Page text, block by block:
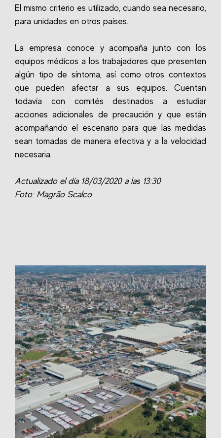
El mismo criterio es utilizado, cuando sea necesario,
para unidades en otros países.
La empresa conoce y acompaña junto con los
equipos médicos a los trabajadores que presenten
algún tipo de síntoma, así como otros contextos
que pueden afectar a sus equipos. Cuentan
todavía con comités destinados a estudiar
acciones adicionales de precaución y que están
acompañando el escenario para que las medidas
sean tomadas de manera efectiva y a la velocidad
necesaria.
Actualizado el día 18/03/2020 a las 13:30
Foto: Magrão Scalco